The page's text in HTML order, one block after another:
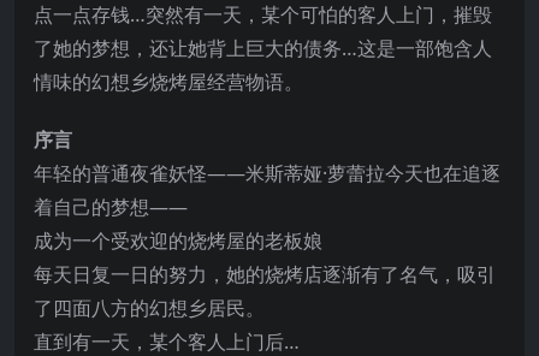
点一点存钱…突然有一天，某个可怕的客人上门，摧毁
了她的梦想，还让她背上巨大的债务…这是一部饱含人
情味的幻想乡烧烤屋经营物语。
序言
年轻的普通夜雀妖怪——米斯蒂娅·萝蕾拉今天也在追逐
着自己的梦想——
成为一个受欢迎的烧烤屋的老板娘
每天日复一日的努力，她的烧烤店逐渐有了名气，吸引
了四面八方的幻想乡居民。
直到有一天，某个客人上门后…